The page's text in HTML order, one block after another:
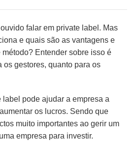
falar em private label. Mas
e quais são as vantagens e
Entender sobre isso é
os gestores, quanto para os
label pode ajudar a empresa a
os lucros. Sendo que
muito importantes ao gerir um
empresa para investir.